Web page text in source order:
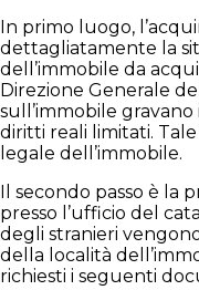
In primo luogo,
dettagliatamente la
dell’immobile da
Direzione Generale
sull’immobile
diritti reali limitati.
legale dell’immobile.
Il secondo passo è la
presso l’ufficio del
degli stranieri
della località
richiesti i seguenti